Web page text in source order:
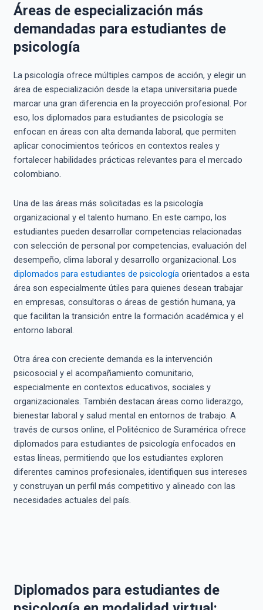
Áreas de especialización más
demandadas para estudiantes de
psicología
La psicología ofrece múltiples campos de acción, y elegir un
área de especialización desde la etapa universitaria puede
marcar una gran diferencia en la proyección profesional. Por
eso, los diplomados para estudiantes de psicología se
enfocan en áreas con alta demanda laboral, que permiten
aplicar conocimientos teóricos en contextos reales y
fortalecer habilidades prácticas relevantes para el mercado
colombiano.
Una de las áreas más solicitadas es la psicología
organizacional y el talento humano. En este campo, los
estudiantes pueden desarrollar competencias relacionadas
con selección de personal por competencias, evaluación del
desempeño, clima laboral y desarrollo organizacional. Los
diplomados para estudiantes de psicologíaorientados a esta
área son especialmente útiles para quienes desean trabajar
en empresas, consultoras o áreas de gestión humana, ya
que facilitan la transición entre la formación académica y el
entorno laboral.
Otra área con creciente demanda es la intervención
psicosocial y el acompañamiento comunitario,
especialmente en contextos educativos, sociales y
organizacionales. También destacan áreas como liderazgo,
bienestar laboral y salud mental en entornos de trabajo. A
través de cursos online, el Politécnico de Suramérica ofrece
diplomados para estudiantes de psicología enfocados en
estas líneas, permitiendo que los estudiantes exploren
diferentes caminos profesionales, identifiquen sus intereses
y construyan un perfil más competitivo y alineado con las
necesidades actuales del país.
Diplomados para estudiantes de